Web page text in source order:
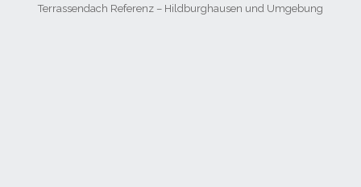
Terrassendach Referenz – Hildburghausen und Umgebung